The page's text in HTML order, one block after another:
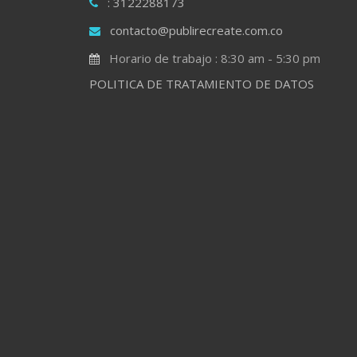
contacto@publirecreate.com.co
Horario de trabajo : 8:30 am - 5:30 pm
POLITICA DE TRATAMIENTO DE DATOS